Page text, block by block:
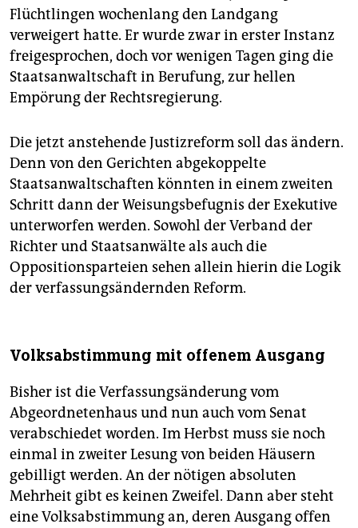
Flüchtlingen wochenlang den Landgang
verweigert hatte. Er wurde zwar in erster Instanz
freigesprochen, doch vor wenigen Tagen ging die
Staatsanwaltschaft in Berufung, zur hellen
Empörung der Rechtsregierung.
Die jetzt anstehende Justizreform soll das ändern.
Denn von den Gerichten abgekoppelte
Staatsanwaltschaften könnten in einem zweiten
Schritt dann der Weisungsbefugnis der Exe­kutive
unterworfen werden. Sowohl der Verband der
Richter und Staatsanwälte als auch die
Oppositionsparteien sehen allein hierin die Logik
der verfassungsändernden Reform.
Volksabstimmung mit offenem Ausgang
Bisher ist die Verfassungsänderung vom
Abgeordnetenhaus und nun auch vom Senat
verabschiedet worden. Im Herbst muss sie noch
einmal in zweiter Lesung von beiden Häusern
gebilligt werden. An der nötigen absoluten
Mehrheit gibt es keinen Zweifel. Dann aber steht
eine Volksabstimmung an, deren Ausgang offen